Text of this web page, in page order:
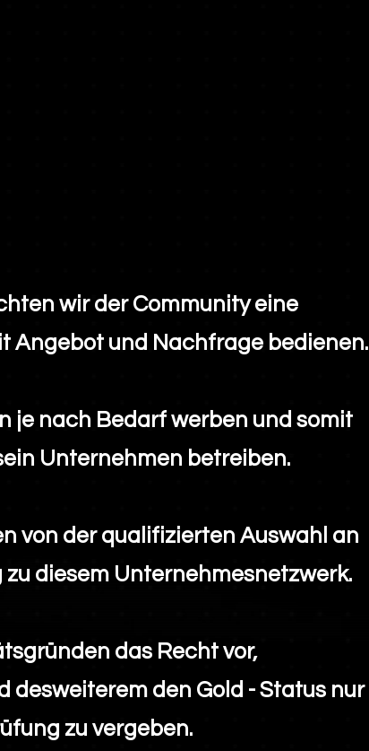
wir der Community eine
Angebot und Nachfrage bedienen.
je nach Bedarf werben und somit
Unternehmen betreiben.
von derqualifizierten Auswahl an
diesem Unternehmesnetzwerk.
das Recht vor,
den Gold - Status nur
zu vergeben.